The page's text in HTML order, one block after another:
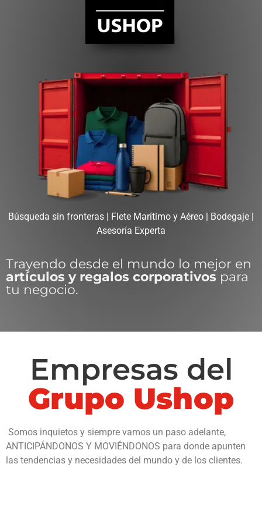
Búsqueda sin fronteras | Flete Marítimo y Aéreo | Bodegaje |
Asesoría Experta
Trayendo desde el mundo lo mejor en
artículos y regalos corporativos para
tu negocio.
Empresas del
Grupo Ushop
Somos inquietos y siempre vamos un paso adelante,
ANTICIPÁNDONOS Y MOVIÉNDONOS para donde apunten
las tendencias y necesidades del mundo y de los clientes.